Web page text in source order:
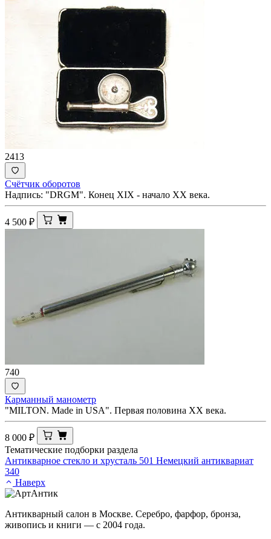
2413
Счётчик оборотов
Надпись: "DRGM". Конец XIX - начало ХХ века.
4 500 ₽
740
Карманный манометр
"MILTON. Made in USA". Первая половина ХХ века.
8 000 ₽
Тематические подборки раздела
Антикварное стекло и хрусталь 501 Немецкий антиквариат
340
Наверх
Антикварный салон в Москве. Серебро, фарфор, бронза,
живопись и книги — с 2004 года.